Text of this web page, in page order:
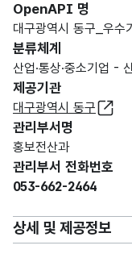
OpenAPI 명
대구광역시 동구_우수
분류체계
산업·통상·중소기업 -
제공기관
대구광역시 동구
관리부서명
홍보전산과
관리부서 전화번호
053-662-2464
상세 및 제공정보